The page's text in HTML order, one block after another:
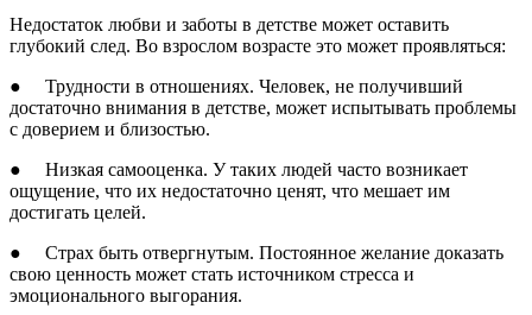
Недостаток любви и заботы в детстве может оставить
глубокий след. Во взрослом возрасте это может проявляться:
● Трудности в отношениях. Человек, не получивший
достаточно внимания в детстве, может испытывать проблемы
с доверием и близостью.
● Низкая самооценка. У таких людей часто возникает
ощущение, что их недостаточно ценят, что мешает им
достигать целей.
● Страх быть отвергнутым. Постоянное желание доказать
свою ценность может стать источником стресса и
эмоционального выгорания.